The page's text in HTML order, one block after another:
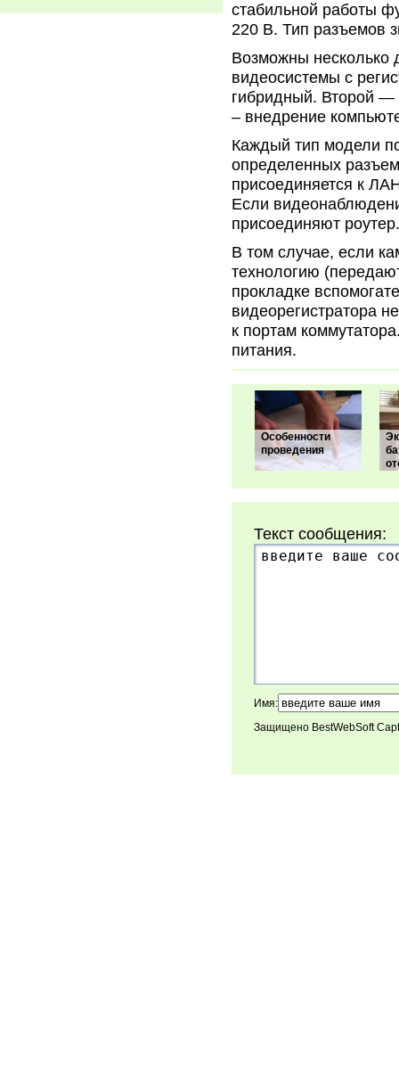
стабильной работы
220 В. Тип разъемов
Возможны несколько
видеосистемы с
гибридный. Второй —
– внедрение
Каждый тип модели
определенных
присоединяется к
Если
присоединяют роутер.
В том случае, если
технологию
прокладке
видеорегистратора
к портам
питания.
Особенности
проведения
Текст сообщения:
Имя:
Защищено BestWebSoft